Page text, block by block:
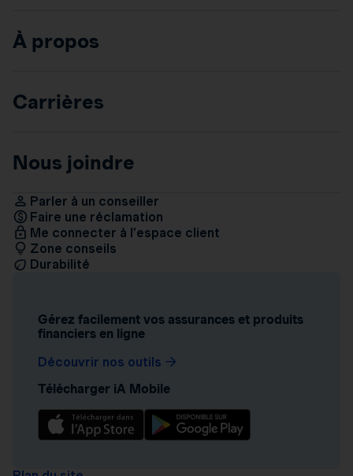
À propos
Carrières
Nous joindre
Parler à un conseiller
Faire une réclamation
Me connecter à l’espace client
Zone conseils
Durabilité
Gérez facilement vos assurances et produits
financiers en ligne
Découvrir nos outils
Télécharger iA Mobile